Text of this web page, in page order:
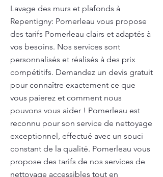
Lavage des murs et plafonds à
Repentigny: Pomerleau vous propose
des tarifs Pomerleau clairs et adaptés à
vos besoins. Nos services sont
personnalisés et réalisés à des prix
compétitifs. Demandez un devis gratuit
pour connaître exactement ce que
vous paierez et comment nous
pouvons vous aider ! Pomerleau est
reconnu pour son service de nettoyage
exceptionnel, effectué avec un souci
constant de la qualité. Pomerleau vous
propose des tarifs de nos services de
nettoyage accessibles tout en